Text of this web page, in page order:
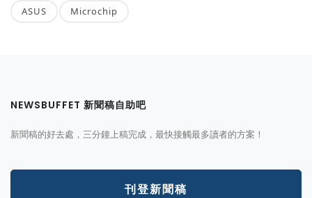
ASUS Microchip
NEWSBUFFET 新聞稿自助吧
新聞稿的好去處，三分鐘上稿完成，最快接觸最多讀者的方案！
刊登新聞稿